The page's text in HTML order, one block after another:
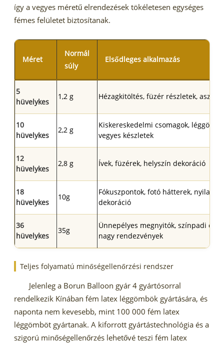
így a vegyes méretű elrendezések tökéletesen egységes
fémes felületet biztosítanak.
Méret
Normál
súly
Elsődleges alkalmazás
5
hüvelykes
1,2 g Hézagkitöltés, füzér részletek,
10
hüvelykes
2,2 g
Kiskereskedelmi csomagok,
vegyes készletek
12
hüvelykes
2,8 g Ívek, füzérek, helyszín dekoráció
18
hüvelykes
10g
Fókuszpontok, fotó hátterek,
dekoráció
36
hüvelykes
35g
Ünnepélyes megnyitók, színpadi
nagy rendezvények
Teljes folyamatú minőségellenőrzési rendszer
Jelenleg a Borun Balloon gyár 4 gyártósorral
rendelkezik Kínában fém latex léggömbök gyártására, és
naponta nem kevesebb, mint 100 000 fém latex
léggömböt gyártanak. A kiforrott gyártástechnológia és a
szigorú minőségellenőrzés lehetővé teszi fém latex